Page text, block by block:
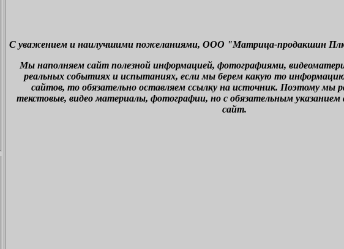
С уважением и наилучшими пожеланиями, ООО "Матрица-продакшин
Мы наполняем сайт полезной информацией, фотографиями,
реальных событиях и испытаниях, если мы берем какую то информацию
сайтов, то обязательно оставляем ссылку на источник. Поэтому мы
текстовые, видео материалы, фотографии, но с обязательным
сайт.